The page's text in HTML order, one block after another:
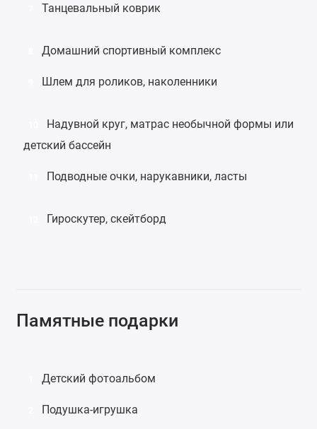
Танцевальный коврик
Домашний спортивный комплекс
Шлем для роликов, наколенники
Надувной круг, матрас необычной формы или
детский бассейн
Подводные очки, нарукавники,ласты
Гироскутер,скейтборд
Памятные подарки
Детский фотоальбом
Подушка-игрушка